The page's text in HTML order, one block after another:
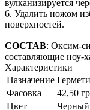
вулканизируется
6. Удалить ножом
поверхностей.
СОСТАВ: Оксим-
составляющие ноу-
Характеристики
Назначение
Фасовка
42,50 гр
Цвет
Черный